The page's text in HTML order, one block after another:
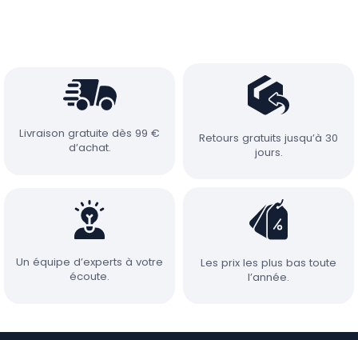
Livraison gratuite dès 99 €
d’achat.
Retours gratuits jusqu’à 30
jours.
Un équipe d’experts à votre
écoute.
Les prix les plus bas toute
l’année.